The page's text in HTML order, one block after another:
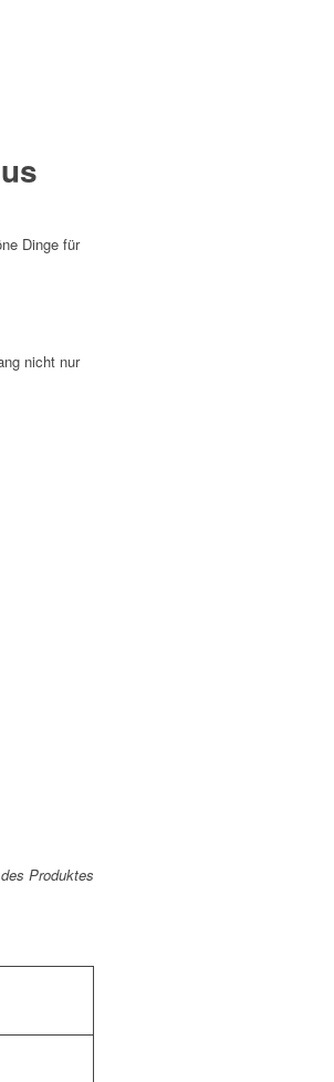
Dinge für
nicht nur
Produktes